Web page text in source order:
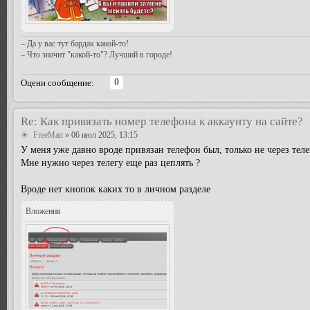
– Да у вас тут бардак какой-то!
– Что значит "какой-то"? Лучший в городе!
Оцени сообщение: 0
Re: Как привязать номер телефона к аккаунту на сайте?
FreeMan » 06 июл 2025, 13:15
У меня уже давно вроде привязан телефон был, только не через
Мне нужно через телегу еще раз цеплять ?
Вроде нет кнопок каких то в личном разделе
Вложения